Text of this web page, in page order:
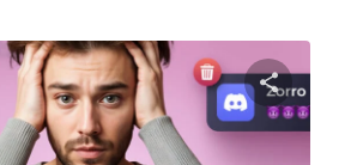
Condividi